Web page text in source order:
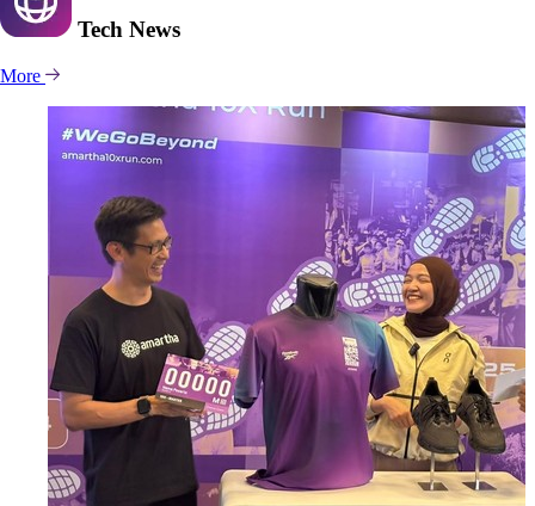
Tech News
More